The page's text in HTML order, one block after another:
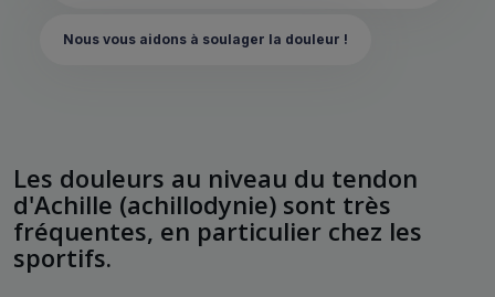
Nous vous aidons à soulager la douleur !
Les douleurs au niveau du tendon
d'Achille (achillodynie) sont très
fréquentes, en particulier chez les
sportifs.